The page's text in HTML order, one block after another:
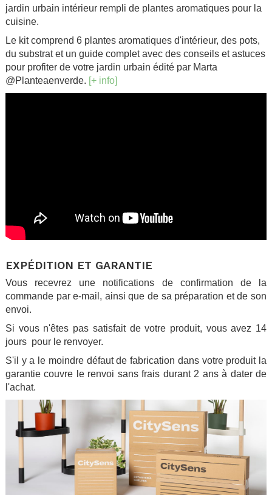
jardin urbain intérieur rempli de plantes aromatiques pour la
cuisine.
Le kit comprend 6 plantes aromatiques d'intérieur, des pots,
du substrat et un guide complet avec des conseils et astuces
pour profiter de votre jardin urbain édité par Marta
@Planteaenverde. [+ info]
EXPÉDITION ET GARANTIE
Vous recevrez une notifications de confirmation de la
commande par e-mail, ainsi que de sa préparation et de son
envoi.
Si vous n'êtes pas satisfait de votre produit, vous avez 14
jours pour le renvoyer.
S'il y a le moindre défaut de fabrication dans votre produit la
garantie couvre le renvoi sans frais durant 2 ans à dater de
l'achat.